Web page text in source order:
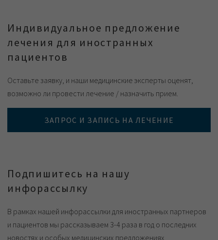
Индивидуальное предложение
лечения для иностранных
пациентов
Оставьте заявку, и наши медицинские эксперты оценят,
возможно ли провести лечение / назначить прием.
ЗАПРОС И ЗАПИСЬ НА ЛЕЧЕНИЕ
Подпишитесь на нашу
инфорассылку
В рамках нашей инфорассылки для иностранных партнеров
и пациентов мы рассказываем 3-4 раза в год о последних
новостях и особых медицинских предложениях